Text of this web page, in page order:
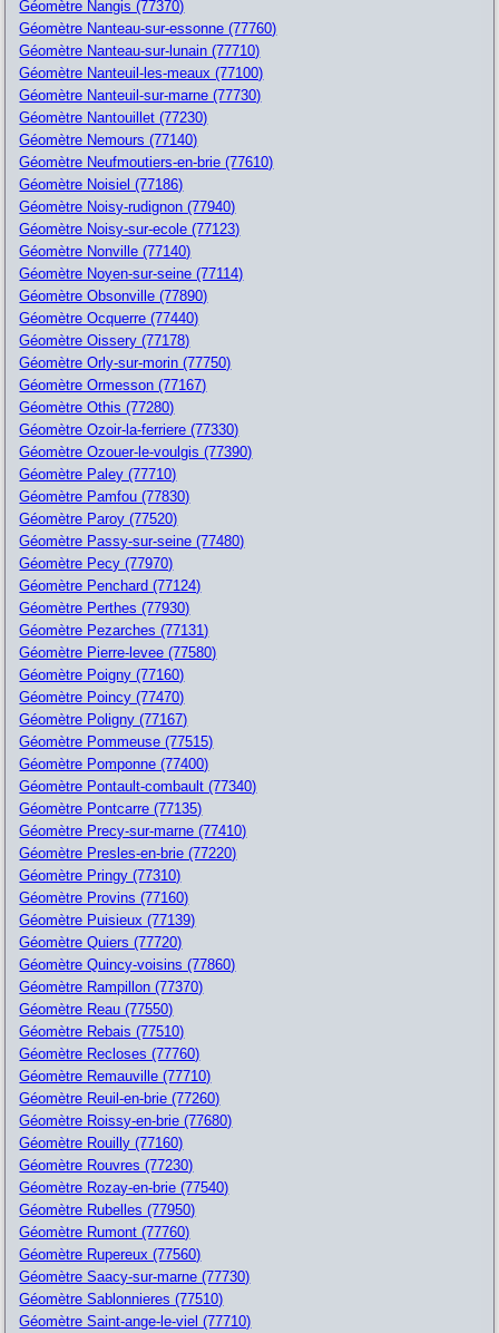
Géomètre Nangis (77370)
Géomètre Nanteau-sur-essonne (77760)
Géomètre Nanteau-sur-lunain (77710)
Géomètre Nanteuil-les-meaux (77100)
Géomètre Nanteuil-sur-marne (77730)
Géomètre Nantouillet (77230)
Géomètre Nemours (77140)
Géomètre Neufmoutiers-en-brie (77610)
Géomètre Noisiel (77186)
Géomètre Noisy-rudignon (77940)
Géomètre Noisy-sur-ecole (77123)
Géomètre Nonville (77140)
Géomètre Noyen-sur-seine (77114)
Géomètre Obsonville (77890)
Géomètre Ocquerre (77440)
Géomètre Oissery (77178)
Géomètre Orly-sur-morin (77750)
Géomètre Ormesson (77167)
Géomètre Othis (77280)
Géomètre Ozoir-la-ferriere (77330)
Géomètre Ozouer-le-voulgis (77390)
Géomètre Paley (77710)
Géomètre Pamfou (77830)
Géomètre Paroy (77520)
Géomètre Passy-sur-seine (77480)
Géomètre Pecy (77970)
Géomètre Penchard (77124)
Géomètre Perthes (77930)
Géomètre Pezarches (77131)
Géomètre Pierre-levee (77580)
Géomètre Poigny (77160)
Géomètre Poincy (77470)
Géomètre Poligny (77167)
Géomètre Pommeuse (77515)
Géomètre Pomponne (77400)
Géomètre Pontault-combault (77340)
Géomètre Pontcarre (77135)
Géomètre Precy-sur-marne (77410)
Géomètre Presles-en-brie (77220)
Géomètre Pringy (77310)
Géomètre Provins (77160)
Géomètre Puisieux (77139)
Géomètre Quiers (77720)
Géomètre Quincy-voisins (77860)
Géomètre Rampillon (77370)
Géomètre Reau (77550)
Géomètre Rebais (77510)
Géomètre Recloses (77760)
Géomètre Remauville (77710)
Géomètre Reuil-en-brie (77260)
Géomètre Roissy-en-brie (77680)
Géomètre Rouilly (77160)
Géomètre Rouvres (77230)
Géomètre Rozay-en-brie (77540)
Géomètre Rubelles (77950)
Géomètre Rumont (77760)
Géomètre Rupereux (77560)
Géomètre Saacy-sur-marne (77730)
Géomètre Sablonnieres (77510)
Géomètre Saint-ange-le-viel (77710)